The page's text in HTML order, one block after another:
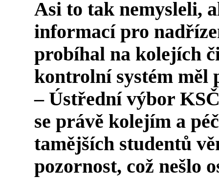
Asi to tak nemysleli,
informací pro
probíhal na kolejích
kontrolní systém měl
– Ústřední výbor
se právě kolejím a
tamějších studentů
pozornost, což nešlo